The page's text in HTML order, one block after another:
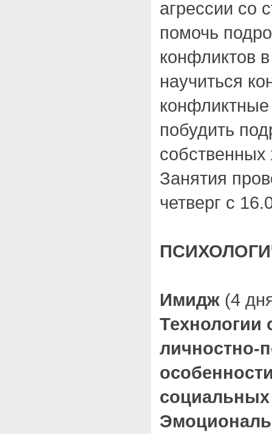
агрессии со
помочь
конфликтов
научиться
побудить
Занятия
четверг с
Имидж (4
Технологии
личностно-
социальных